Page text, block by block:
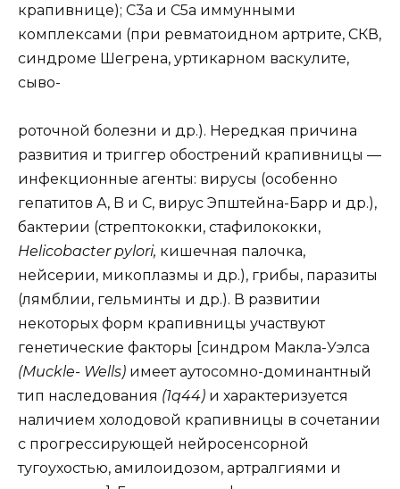
крапивнице); С3а и С5а иммунными
комплексами (при ревматоидном артрите, СКВ,
синдроме Шегрена, уртикарном васкулите,
сыво-
роточной болезни и др.). Нередкая причина
развития и триггер обострений крапивницы —
инфекционные агенты: вирусы (особенно
гепатитов А, B и C, вирус Эпштейна-Барр и др.),
бактерии (стрептококки, стафилококки,
Helicobacter pylori, кишечная палочка,
нейсерии, микоплазмы и др.), грибы, паразиты
(лямблии, гельминты и др.). В развитии
некоторых форм крапивницы участвуют
генетические факторы [синдром Макла-Уэлса
(Muckle- Wells) имеет аутосомно-доминантный
тип наследования (1q44) и характеризуется
наличием холодовой крапивницы в сочетании
с прогрессирующей нейросенсорной
тугоухостью, амилоидозом, артралгиями и